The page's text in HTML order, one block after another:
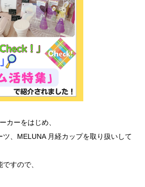
カーをはじめ、
、MELUNA 月経カップを取り扱いして
すので、